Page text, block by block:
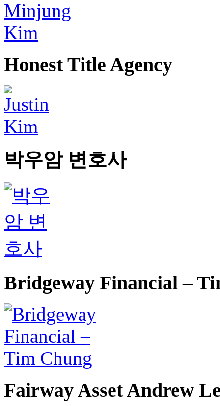
Honest Title Agency
박우암 변호사
Bridgeway Financial –
Fairway Asset Andrew